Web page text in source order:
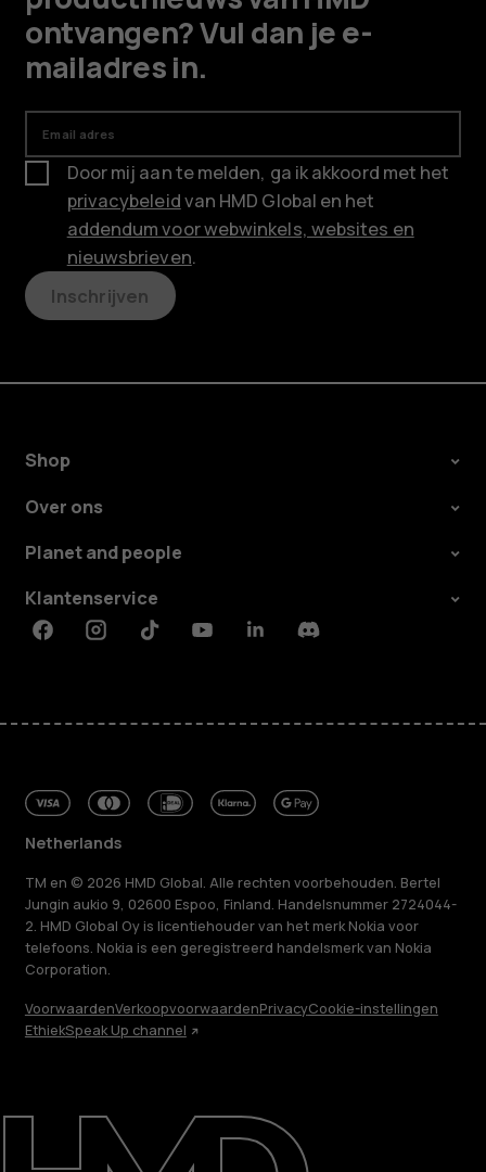
Herstellen, hergebruiken, recyclen
Duurzaamheid
ontvangen? Vul dan je e-
mailadres in.
Email adres
Door mij aan te melden, ga ik akkoord met het
privacybeleidvan HMD Global en het
addendum voor webwinkels, websites en
nieuwsbrieven.
Inschrijven
Shop
Over ons
Planet and people
Klantenservice
FacebookInstagramTiktokYoutubeLinkedinDiscord
Netherlands
TM en © 2026 HMD Global. Alle rechten voorbehouden. Bertel
Jungin aukio 9, 02600 Espoo, Finland. Handelsnummer 2724044-
2. HMD Global Oy is licentiehouder van het merk Nokia voor
telefoons. Nokia is een geregistreerd handelsmerk van Nokia
Corporation.
VoorwaardenVerkoopvoorwaardenPrivacyCookie-instellingen
EthiekSpeak Up channel